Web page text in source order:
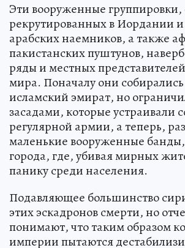
Эти вооруженные группировки,
рекрутированных в Иордании
арабских наемников, а также
пакистанских пуштунов,
ряды и местных
мира. Поначалу они собирались
исламский эмират, но
засадами, которые устраивали
регулярной армии, а теперь,
маленькие вооруженные
города, где, убивая мирных
панику среди населения.
Подавляющее большинство
этих эскадронов смерти, но
понимают, что таким образом
империи пытаются